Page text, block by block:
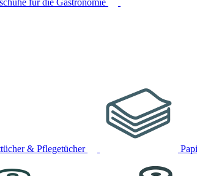
für die Gastronomie
& Pflegetücher